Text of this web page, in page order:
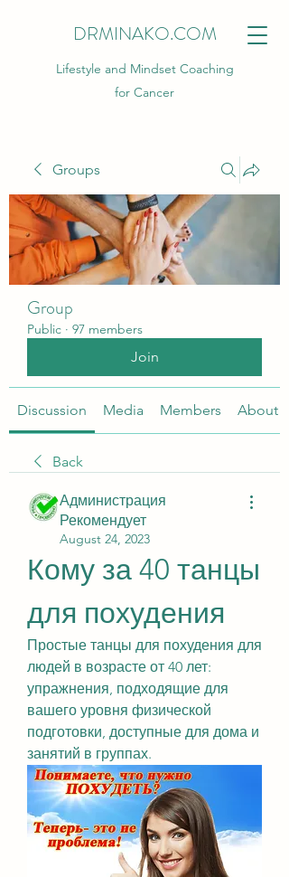
DRMINAKO.COM
Lifestyle and Mindset Coaching
for Cancer
Groups
Group
Public · 97 members
Join
Discussion Media Members About
Back
Администрация
Рекомендует
August 24, 2023
Кому за 40 танцы
для похудения
Простые танцы для похудения для
людей в возрасте от 40 лет:
упражнения, подходящие для
вашего уровня физической
подготовки, доступные для дома и
занятий в группах.